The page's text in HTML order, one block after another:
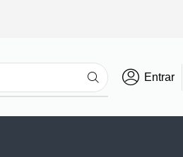
Entrar